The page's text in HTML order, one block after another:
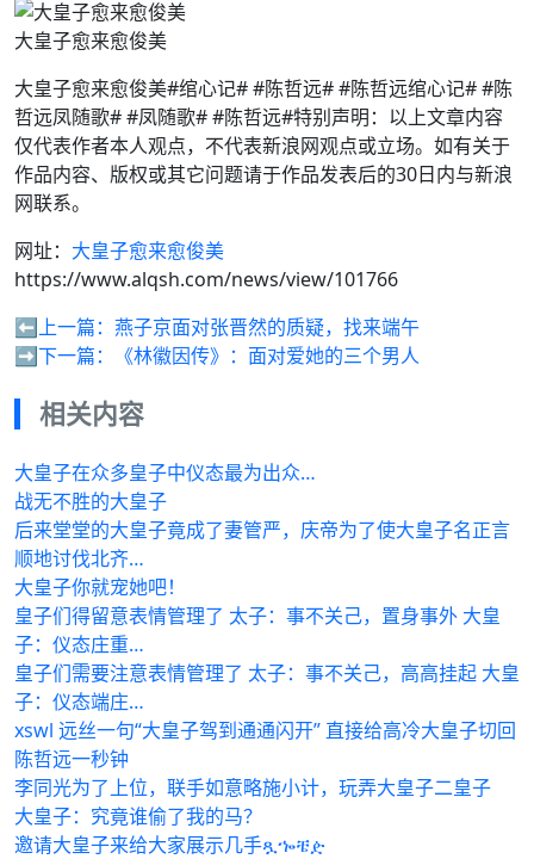
大皇子愈来愈俊美
大皇子愈来愈俊美#绾心记# #陈哲远# #陈哲远绾心记# #陈
哲远凤随歌# #凤随歌# #陈哲远#特别声明：以上文章内容
仅代表作者本人观点，不代表新浪网观点或立场。如有关于
作品内容、版权或其它问题请于作品发表后的30日内与新浪
网联系。
网址： 大皇子愈来愈俊美
https://www.alqsh.com/news/view/101766
⬅️上一篇： 燕子京面对张晋然的质疑，找来端午
➡️下一篇：
《林徽因传》：面对爱她的三个男人
相关内容
大皇子在众多皇子中仪态最为出众…
战无不胜的大皇子
后来堂堂的大皇子竟成了妻管严，庆帝为了使大皇子名正言
顺地讨伐北齐…
大皇子你就宠她吧！
皇子们得留意表情管理了 太子：事不关己，置身事外 大皇
子：仪态庄重…
皇子们需要注意表情管理了 太子：事不关己，高高挂起 大皇
子：仪态端庄…
xswl 远丝一句“大皇子驾到通通闪开” 直接给高冷大皇子切回
陈哲远一秒钟
李同光为了上位，联手如意略施小计，玩弄大皇子二皇子
大皇子：究竟谁偷了我的马？
邀请大皇子来给大家展示几手ጿኈቼዽ